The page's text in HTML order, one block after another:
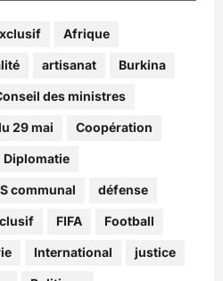
Afrique
artisanat Burkina
des ministres
29 mai Coopération
Diplomatie
communal défense
FIFA Football
International justice